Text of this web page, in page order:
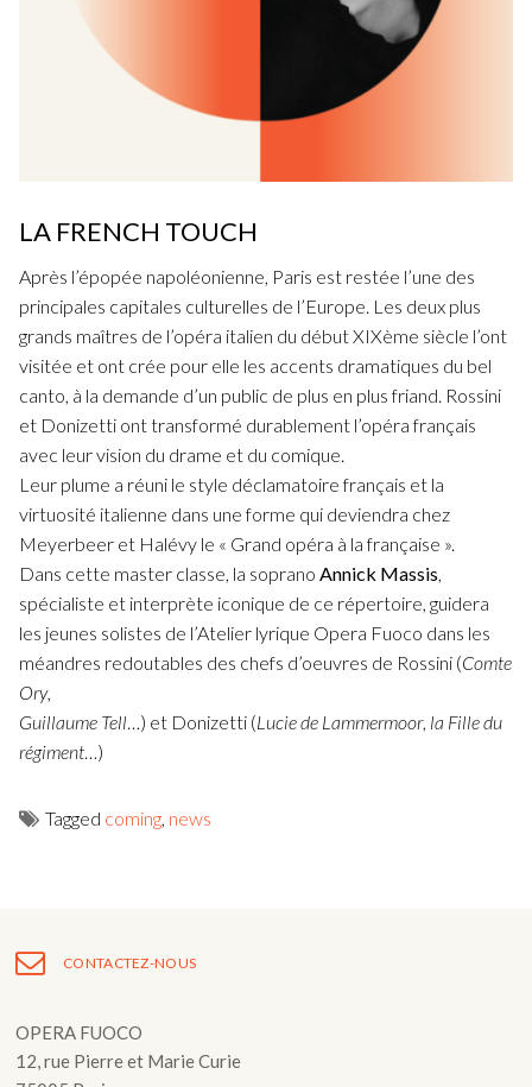
LA FRENCH TOUCH
Après l’épopée napoléonienne, Paris est restée l’une des
principales capitales culturelles de l’Europe. Les deux plus
grands maîtres de l’opéra italien du début XIXème siècle l’ont
visitée et ont crée pour elle les accents dramatiques du bel
canto, à la demande d’un public de plus en plus friand. Rossini
et Donizetti ont transformé durablement l’opéra français
avec leur vision du drame et du comique.
Leur plume a réuni le style déclamatoire français et la
virtuosité italienne dans une forme qui deviendra chez
Meyerbeer et Halévy le « Grand opéra à la française ».
Dans cette master classe, la soprano Annick Massis,
spécialiste et interprète iconique de ce répertoire, guidera
les jeunes solistes de l’Atelier lyrique Opera Fuoco dans les
méandres redoutables des chefs d’oeuvres de Rossini (Comte
Ory,
Guillaume Tell…) et Donizetti (Lucie de Lammermoor, la Fille du
régiment…)
Tagged coming news
l’article
CONTACTEZ-NOUS
OPERA FUOCO
12, rue Pierre et Marie Curie